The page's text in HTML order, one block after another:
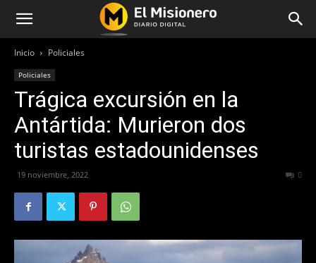
Inicio Policiales
Policiales
Trágica excursión en la
Antártida: Murieron dos
turistas estadounidenses
19 noviembre, 2022 0